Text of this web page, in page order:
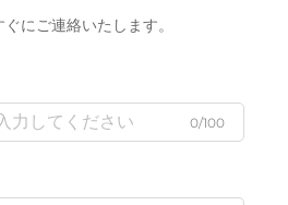
にご連絡いたします。
0/100